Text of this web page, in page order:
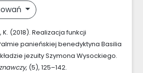
(2018). Realizacja funkcji
panieńskiej benedyktyna Basilia
jezuity Szymona Wysockiego.
, (5), 125–142.